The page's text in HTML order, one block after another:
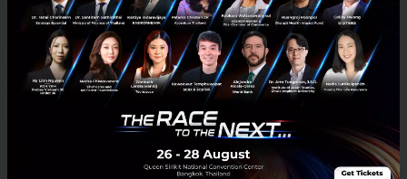
ดิจิทัลจะเพิ่มสูงขึ้น รวมถึงความมั่นคงปลอดภัยของข้อมูล
ในการทำงานจากทางไกล ทั้งของพนักงานในธุรกิจ
โทรคมนาคมและภาคธุรกิจองค์กรที่ธุรกิจโทรคมนาคมให้
บริการ จะมีการขยายบริการด้าน security-as-a-service
เพื่อตอบสนองต่อความต้องการของภาคธุรกิจใน
อุตสาหกรรมต่างๆ มากขึ้น